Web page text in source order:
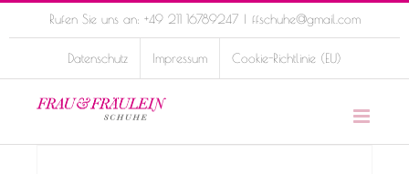
to
Rufen Sie uns an: +49 211 16789247 | ffschuhe@gmail.com
Datenschutz Impressum Cookie-Richtlinie (EU)